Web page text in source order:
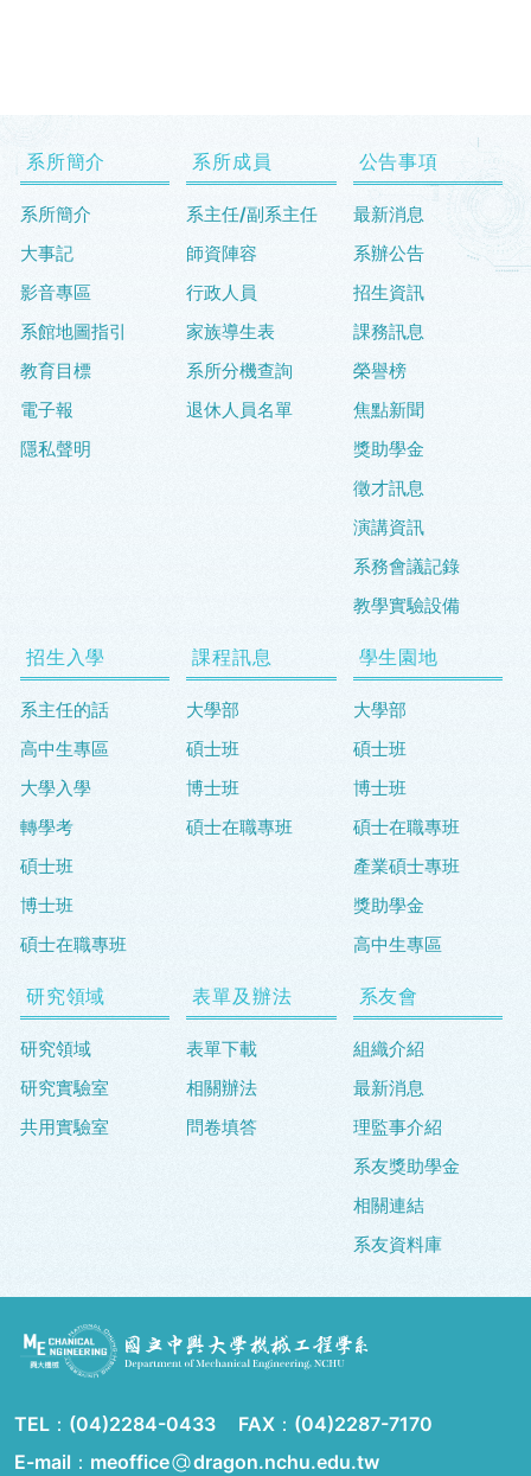
系所簡介
系所簡介
大事記
影音專區
系館地圖指引
教育目標
電子報
隱私聲明
系所成員
系主任/副系主任
師資陣容
行政人員
家族導生表
系所分機查詢
退休人員名單
公告事項
最新消息
系辦公告
招生資訊
課務訊息
榮譽榜
焦點新聞
獎助學金
徵才訊息
演講資訊
系務會議記錄
教學實驗設備
招生入學
系主任的話
高中生專區
大學入學
轉學考
碩士班
博士班
碩士在職專班
課程訊息
大學部
碩士班
博士班
碩士在職專班
學生園地
大學部
碩士班
博士班
碩士在職專班
產業碩士專班
獎助學金
高中生專區
研究領域
研究領域
研究實驗室
共用實驗室
表單及辦法
表單下載
相關辦法
問卷填答
系友會
組織介紹
最新消息
理監事介紹
系友獎助學金
相關連結
系友資料庫
TEL： (04)2284-0433 FAX： (04)2287-7170
E-mail：meoffice
dragon.nchu.edu.tw